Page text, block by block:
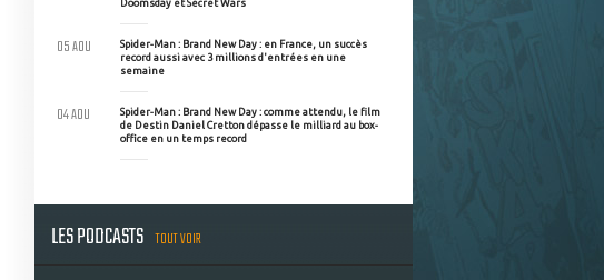
Spider-Man : Brand New Day : en France, un succès
record aussi avec 3 millions d'entrées en une
semaine
05 AOU
Spider-Man : Brand New Day : comme attendu, le film
de Destin Daniel Cretton dépasse le milliard au box-
office en un temps record
04 AOU
LES PODCASTS TOUT VOIR